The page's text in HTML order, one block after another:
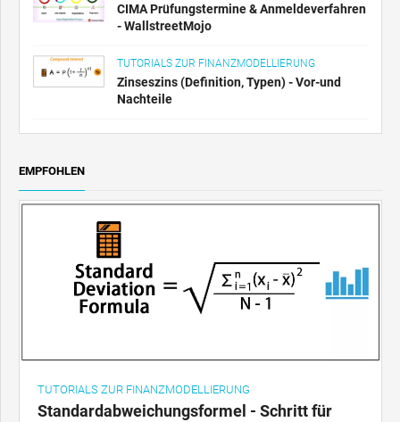
CIMA Prüfungstermine & Anmeldeverfahren
- WallstreetMojo
TUTORIALS ZUR FINANZMODELLIERUNG
Zinseszins (Definition, Typen) - Vor-und
Nachteile
EMPFOHLEN
TUTORIALS ZUR FINANZMODELLIERUNG
Standardabweichungsformel - Schritt für